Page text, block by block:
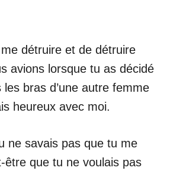
détruire et de détruire
avions lorsque tu as décidé
bras d’une autre femme
heureux avec moi.
ne savais pas que tu me
être que tu ne voulais pas